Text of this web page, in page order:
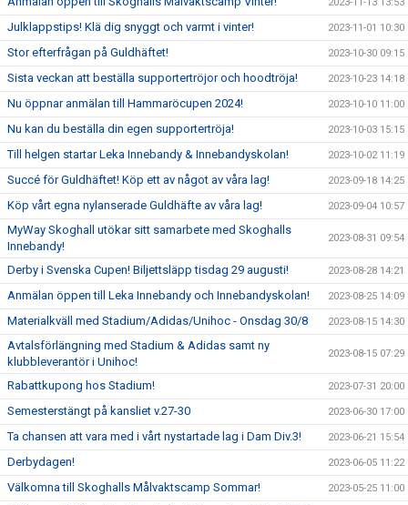
Julklappstips! Klä dig snyggt och varmt i vinter! 2023-11-01 10:30
Stor efterfrågan på Guldhäftet! 2023-10-30 09:15
Sista veckan att beställa supportertröjor och hoodtröja! 2023-10-23 14:18
Nu öppnar anmälan till Hammaröcupen 2024! 2023-10-10 11:00
Nu kan du beställa din egen supportertröja! 2023-10-03 15:15
Till helgen startar Leka Innebandy & Innebandyskolan! 2023-10-02 11:19
Succé för Guldhäftet! Köp ett av något av våra lag! 2023-09-18 14:25
Köp vårt egna nylanserade Guldhäfte av våra lag! 2023-09-04 10:57
MyWay Skoghall utökar sitt samarbete med Skoghalls
Innebandy!
2023-08-31 09:54
Derby i Svenska Cupen! Biljettsläpp tisdag 29 augusti! 2023-08-28 14:21
Anmälan öppen till Leka Innebandy och Innebandyskolan! 2023-08-25 14:09
Materialkväll med Stadium/Adidas/Unihoc - Onsdag 30/8 2023-08-15 14:30
Avtalsförlängning med Stadium & Adidas samt ny
klubbleverantör i Unihoc!
2023-08-15 07:29
Rabattkupong hos Stadium! 2023-07-31 20:00
Semesterstängt på kansliet v.27-30 2023-06-30 17:00
Ta chansen att vara med i vårt nystartade lag i Dam Div.3! 2023-06-21 15:54
Derbydagen! 2023-06-05 11:22
Välkomna till Skoghalls Målvaktscamp Sommar! 2023-05-25 11:00